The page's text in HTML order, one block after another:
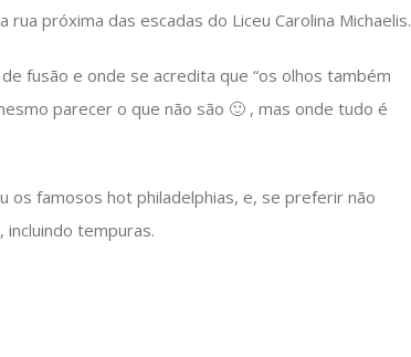
próxima das escadas do Liceu Carolina Michaelis.
fusão e onde se acredita que “os olhos também
parecer o que não são 🙂 , mas onde tudo é
os famosos hot philadelphias, e, se preferir não
tempuras.